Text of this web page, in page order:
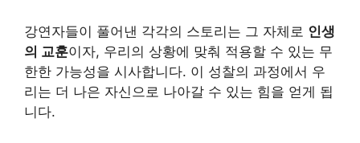
강연자들이 풀어낸 각각의 스토리는 그 자체로 인생
의 교훈이자, 우리의 상황에 맞춰 적용할 수 있는 무
한한 가능성을 시사합니다. 이 성찰의 과정에서 우
리는 더 나은 자신으로 나아갈 수 있는 힘을 얻게 됩
니다.